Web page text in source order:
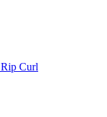
Rip Curl